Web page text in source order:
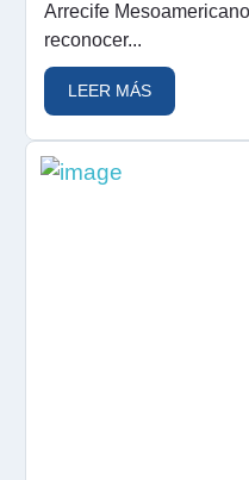
Arrecife
reconocer...
LEER MÁS